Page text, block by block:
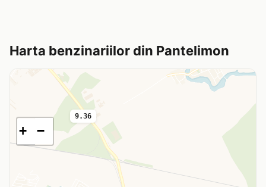
Harta benzinariilor din Pantelimon
9.36
+ −